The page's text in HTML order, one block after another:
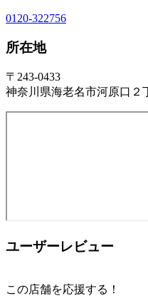
0120-322756
所在地
〒243-0433
神奈川県海老名市河原口２
ユーザーレビュー
この店舗を応援する！